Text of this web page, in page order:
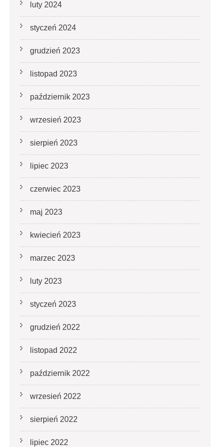
luty 2024
styczeń 2024
grudzień 2023
listopad 2023
październik 2023
wrzesień 2023
sierpień 2023
lipiec 2023
czerwiec 2023
maj 2023
kwiecień 2023
marzec 2023
luty 2023
styczeń 2023
grudzień 2022
listopad 2022
październik 2022
wrzesień 2022
sierpień 2022
lipiec 2022